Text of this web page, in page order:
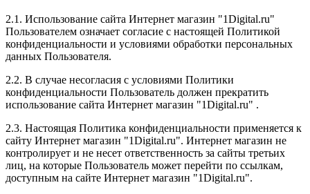
2.1. Использование сайта Интернет магазин "1Digital.ru"
Пользователем означает согласие с настоящей Политикой
конфиденциальности и условиями обработки персональных
данных Пользователя.
2.2. В случае несогласия с условиями Политики
конфиденциальности Пользователь должен прекратить
использование сайта Интернет магазин "1Digital.ru" .
2.3. Настоящая Политика конфиденциальности применяется к
сайту Интернет магазин "1Digital.ru". Интернет магазин не
контролирует и не несет ответственность за сайты третьих
лиц, на которые Пользователь может перейти по ссылкам,
доступным на сайте Интернет магазин "1Digital.ru".